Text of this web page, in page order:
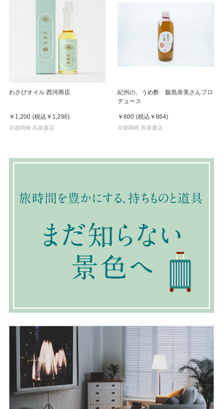
わさびオイル 西河商店
￥1,200 (税込 ￥1,296)
京都岡崎 蔦屋書店
紀州の、うめ酢 飯島奈美さんプロ
デュース
￥800 (税込 ￥864)
京都岡崎 蔦屋書店